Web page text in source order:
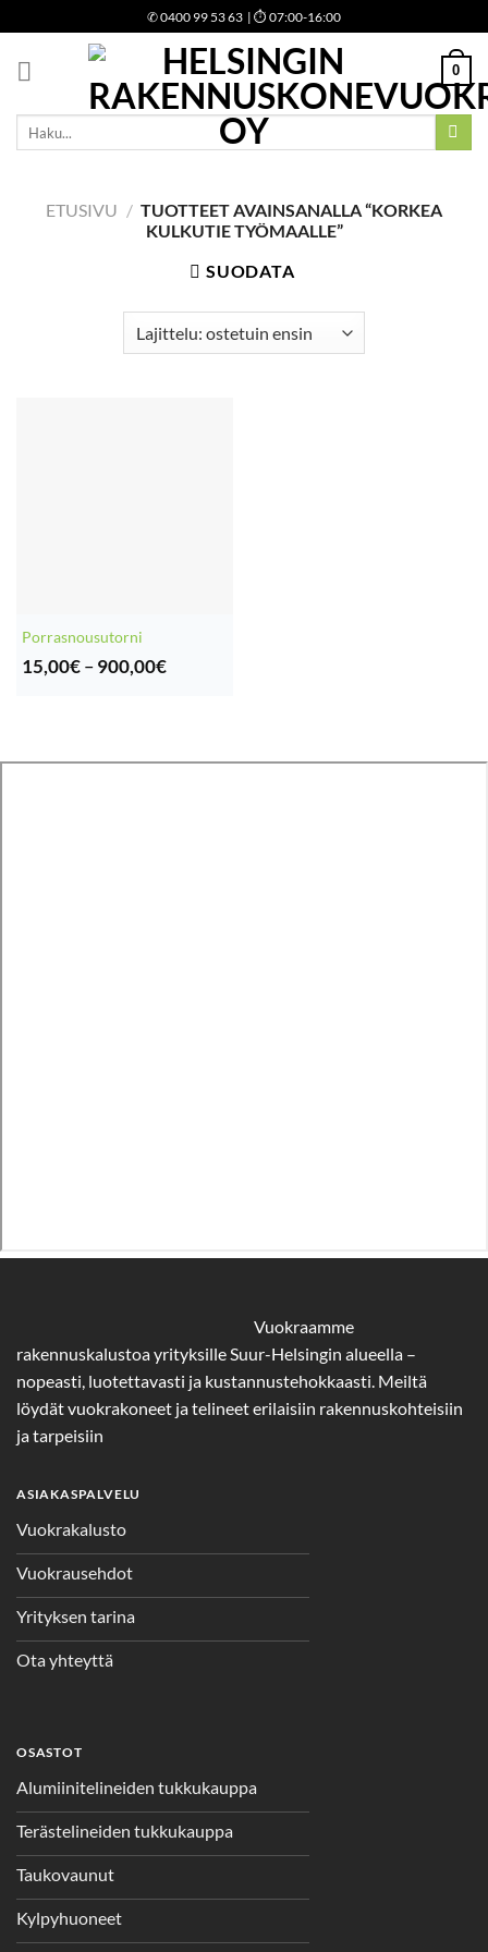
to
content
✆0400 99 53 63 | ⏱ 07:00-16:00
0
Etsi:
ETUSIVU / TUOTTEET AVAINSANALLA “KORKEA
KULKUTIE TYÖMAALLE”
SUODATA
Porrasnousutorni
15,00€ – 900,00€Hintaluokka:
Vuokraamme
rakennuskalustoa yrityksille Suur-Helsingin alueella –
nopeasti, luotettavasti ja kustannustehokkaasti. Meiltä
löydät vuokrakoneet ja telineet erilaisiin rakennuskohteisiin
ja tarpeisiin
ASIAKASPALVELU
Vuokrakalusto
Vuokrausehdot
Yrityksen tarina
Ota yhteyttä
OSASTOT
Alumiinitelineiden tukkukauppa
Terästelineiden tukkukauppa
Taukovaunut
Kylpyhuoneet